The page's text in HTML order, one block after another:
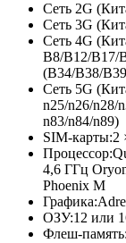
Сеть 2G
Сеть 3G
Сеть 4G
B8/B12/B17/
(B34/B38/
Сеть 5G
n25/n26/n28/
n83/n84/n89)
SIM-карты:2
Процессор:
4,6 ГГц
Phoenix M
Графика:
ОЗУ:12 или
Флеш-память: